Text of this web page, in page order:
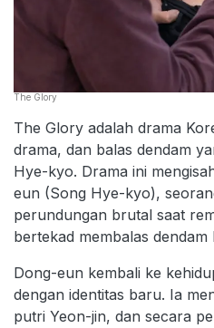
The Glory
The Glory adalah drama
drama, dan balas dendam
Hye-kyo. Drama ini
eun (Song Hye-kyo),
perundungan brutal saat
bertekad membalas
Dong-eun kembali ke
dengan identitas baru. Ia
putri Yeon-jin, dan secara